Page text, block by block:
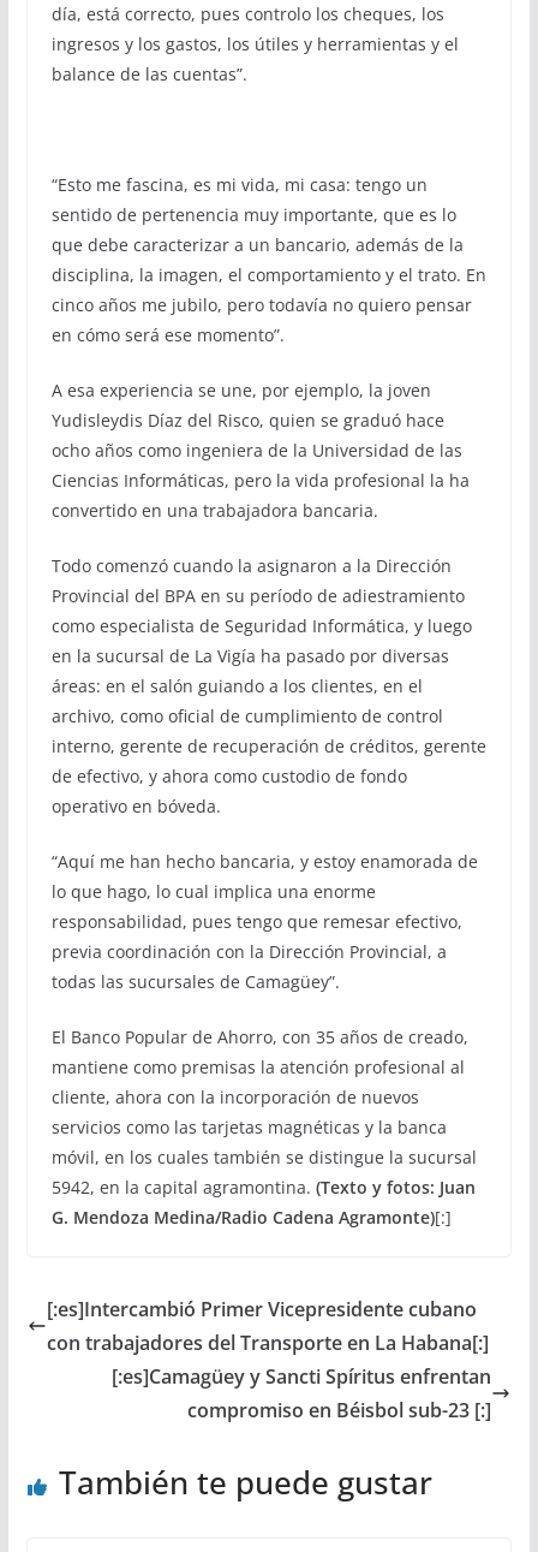
día, está correcto, pues controlo los cheques, los
ingresos y los gastos, los útiles y herramientas y el
balance de las cuentas”.
“Esto me fascina, es mi vida, mi casa: tengo un
sentido de pertenencia muy importante, que es lo
que debe caracterizar a un bancario, además de la
disciplina, la imagen, el comportamiento y el trato. En
cinco años me jubilo, pero todavía no quiero pensar
en cómo será ese momento”.
A esa experiencia se une, por ejemplo, la joven
Yudisleydis Díaz del Risco, quien se graduó hace
ocho años como ingeniera de la Universidad de las
Ciencias Informáticas, pero la vida profesional la ha
convertido en una trabajadora bancaria.
Todo comenzó cuando la asignaron a la Dirección
Provincial del BPA en su período de adiestramiento
como especialista de Seguridad Informática, y luego
en la sucursal de La Vigía ha pasado por diversas
áreas: en el salón guiando a los clientes, en el
archivo, como oficial de cumplimiento de control
interno, gerente de recuperación de créditos, gerente
de efectivo, y ahora como custodio de fondo
operativo en bóveda.
“Aquí me han hecho bancaria, y estoy enamorada de
lo que hago, lo cual implica una enorme
responsabilidad, pues tengo que remesar efectivo,
previa coordinación con la Dirección Provincial, a
todas las sucursales de Camagüey”.
El Banco Popular de Ahorro, con 35 años de creado,
mantiene como premisas la atención profesional al
cliente, ahora con la incorporación de nuevos
servicios como las tarjetas magnéticas y la banca
móvil, en los cuales también se distingue la sucursal
5942, en la capital agramontina. (Texto y fotos: Juan
G. Mendoza Medina/Radio Cadena Agramonte)[:]
[:es]Intercambió Primer Vicepresidente cubano
con trabajadores del Transporte en La Habana[:]
[:es]Camagüey y Sancti Spíritus enfrentan
compromiso en Béisbol sub-23 [:]
También te puede gustar